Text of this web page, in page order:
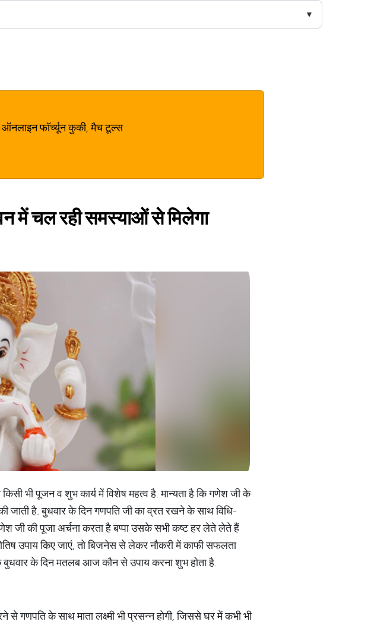
फॉर्च्यून कुकी, मैच टूल्स
में चल रही समस्याओं से मिलेगा
भी पूजन व शुभ कार्य में विशेष महत्व है. मान्यता है कि गणेश जी के
जाती है. बुधवार के दिन गणपति जी का व्रत रखने के साथ विधि-
जी की पूजा अर्चना करता है बप्पा उसके सभी कष्ट हर लेते लेते हैं
उपाय किए जाएं, तो बिजनेस से लेकर नौकरी में काफी सफलता
बुधवार के दिन मतलब आज कौन से उपाय करना शुभ होता है.
गणपति के साथ माता लक्ष्मी भी प्रसन्न होगी, जिससे घर में कभी भी